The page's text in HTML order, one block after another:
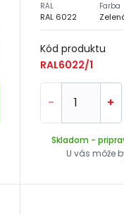
RAL
RAL 6022
Farba
Kód produktu
RAL6022/1
- +
Skladom -
U vás môže